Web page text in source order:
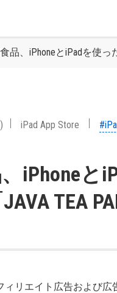
品、iPhoneとiPadを使っ
iPad App Store
iPhoneと
TEA
リエイト広告および